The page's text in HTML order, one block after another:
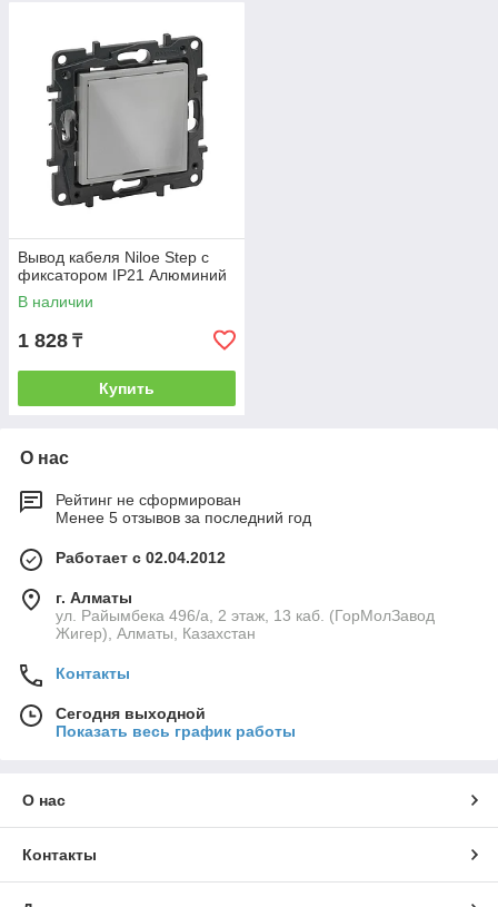
Вывод кабеля Niloe Step с
фиксатором IP21 Алюминий
В наличии
1 828 ₸
Купить
О нас
Рейтинг не сформирован
Менее 5 отзывов за последний год
Работает с 02.04.2012
г. Алматы
ул. Райымбека 496/а, 2 этаж, 13 каб. (ГорМолЗавод
Жигер), Алматы, Казахстан
Контакты
Сегодня выходной
Показать весь график работы
О нас
Контакты